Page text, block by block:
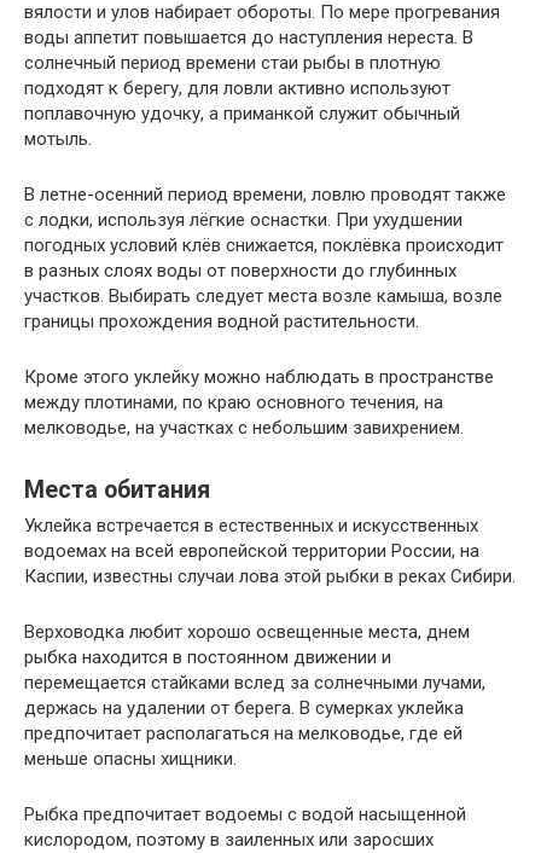
вялости и улов набирает обороты. По мере прогревания
воды аппетит повышается до наступления нереста. В
солнечный период времени стаи рыбы в плотную
подходят к берегу, для ловли активно используют
поплавочную удочку, а приманкой служит обычный
мотыль.
В летне-осенний период времени, ловлю проводят также
с лодки, используя лёгкие оснастки. При ухудшении
погодных условий клёв снижается, поклёвка происходит
в разных слоях воды от поверхности до глубинных
участков. Выбирать следует места возле камыша, возле
границы прохождения водной растительности.
Кроме этого уклейку можно наблюдать в пространстве
между плотинами, по краю основного течения, на
мелководье, на участках с небольшим завихрением.
Места обитания
Уклейка встречается в естественных и искусственных
водоемах на всей европейской территории России, на
Каспии, известны случаи лова этой рыбки в реках Сибири.
Верховодка любит хорошо освещенные места, днем
рыбка находится в постоянном движении и
перемещается стайками вслед за солнечными лучами,
держась на удалении от берега. В сумерках уклейка
предпочитает располагаться на мелководье, где ей
меньше опасны хищники.
Рыбка предпочитает водоемы с водой насыщенной
кислородом, поэтому в заиленных или заросших